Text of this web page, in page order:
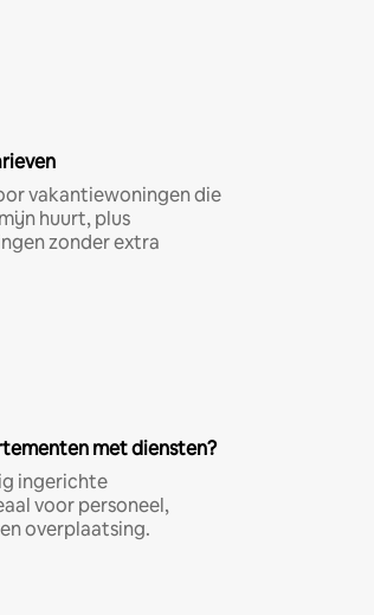
vakantiewoningen die
huurt, plus
zonder extra
met diensten?
ingerichte
voor personeel,
overplaatsing.